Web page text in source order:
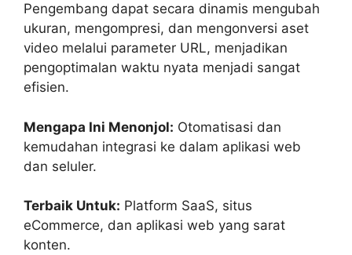
Pengembang dapat secara dinamis mengubah
ukuran, mengompresi, dan mengonversi aset
video melalui parameter URL, menjadikan
pengoptimalan waktu nyata menjadi sangat
efisien.
Mengapa Ini Menonjol: Otomatisasi dan
kemudahan integrasi ke dalam aplikasi web
dan seluler.
Terbaik Untuk: Platform SaaS, situs
eCommerce, dan aplikasi web yang sarat
konten.